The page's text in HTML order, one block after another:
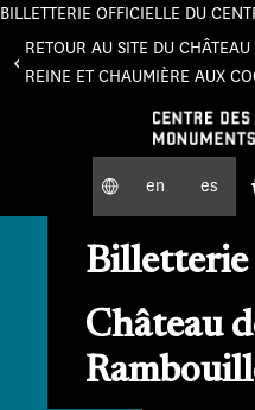
BILLETTERIE OFFICIELLE DU
RETOUR AU SITE DU
REINE ET CHAUMIÈRE AUX
en es
Billetterie
Château
Panneau de gestion des cookies